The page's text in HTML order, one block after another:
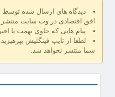
دیدگاه های ارسال شده توسط
افق اقتصادی در وب سایت
پیام هایی که حاوی تهمت یا
لطفا از تایپ فینگلیش
شما منتشر نخواهد شد.